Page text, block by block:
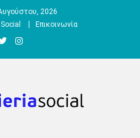
2026
Επικοινωνία